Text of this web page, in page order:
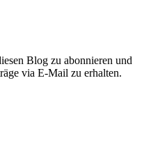
Blog zu abonnieren und
via E-Mail zu erhalten.